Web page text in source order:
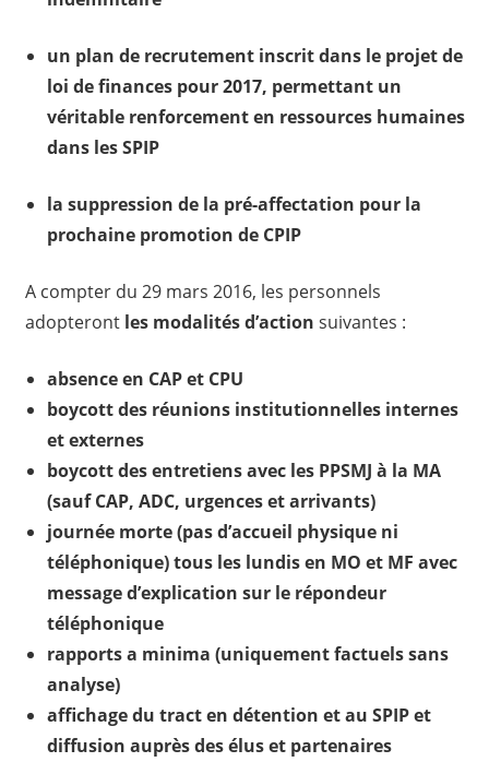
un plan de recrutement inscrit dans le projet de
loi de finances pour 2017, permettant un
véritable renforcement en ressources humaines
dans les SPIP
la suppression de la pré-affectation pour la
prochaine promotion de CPIP
A compter du 29 mars 2016, les personnels
adopteront les modalités d’action suivantes :
absence en CAP et CPU
boycott des réunions institutionnelles internes
et externes
boycott des entretiens avec les PPSMJ à la MA
(sauf CAP, ADC, urgences et arrivants)
journée morte (pas d’accueil physique ni
téléphonique) tous les lundis en MO et MF avec
message d’explication sur le répondeur
téléphonique
rapports a minima (uniquement factuels sans
analyse)
affichage du tract en détention et au SPIP et
diffusion auprès des élus et partenaires